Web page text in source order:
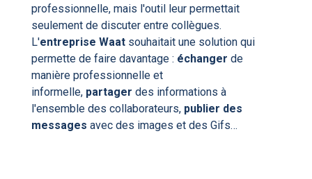
professionnelle, mais l'outil leur permettait
seulement de discuter entre collègues.
L'entreprise Waat souhaitait une solution qui
permette de faire davantage : échanger de
manière professionnelle et
informelle, partager des informations à
l'ensemble des collaborateurs, publier des
messages avec des images et des Gifs…